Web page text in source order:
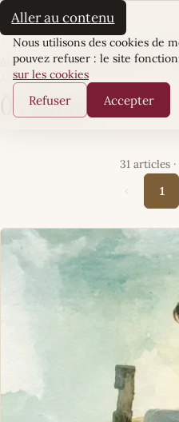
Aller au contenu
La Sultane
Accueil·Pouvoir & Influence·Ô
ARTICLES
Ô Féminin
31 articles
‹
1
Cookies
Nous utilisons des cookies de
pouvez refuser : le site
sur les cookies
Refuser Accepter